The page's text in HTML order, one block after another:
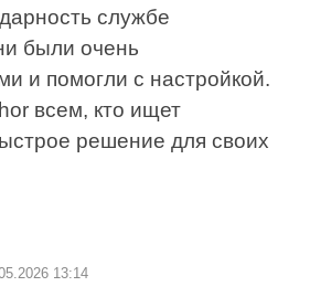
службе
были очень
и помогли с настройкой.
всем, кто ищет
решение для своих
13:14